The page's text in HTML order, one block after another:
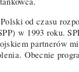
od czasu
w 1993 roku.
partnerów
Obecnie